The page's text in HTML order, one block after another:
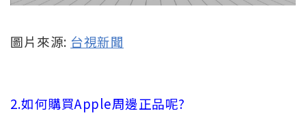
圖片來源: 台視新聞
2.如何購買Apple周邊正品呢?